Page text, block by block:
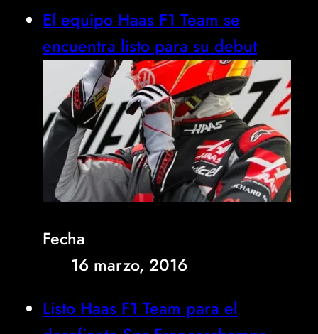
El equipo Haas F1 Team se
encuentra listo para su debut
Fecha
16 marzo, 2016
Listo Haas F1 Team para el